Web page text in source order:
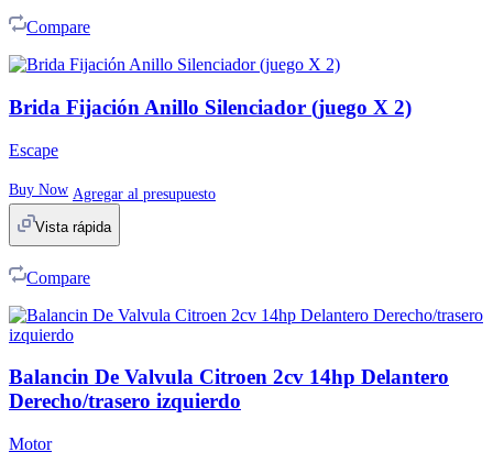
Compare
Brida Fijación Anillo Silenciador (juego X 2)
Escape
Buy Now Agregar al presupuesto
Vista rápida
Compare
Balancin De Valvula Citroen 2cv 14hp Delantero
Derecho/trasero izquierdo
Motor